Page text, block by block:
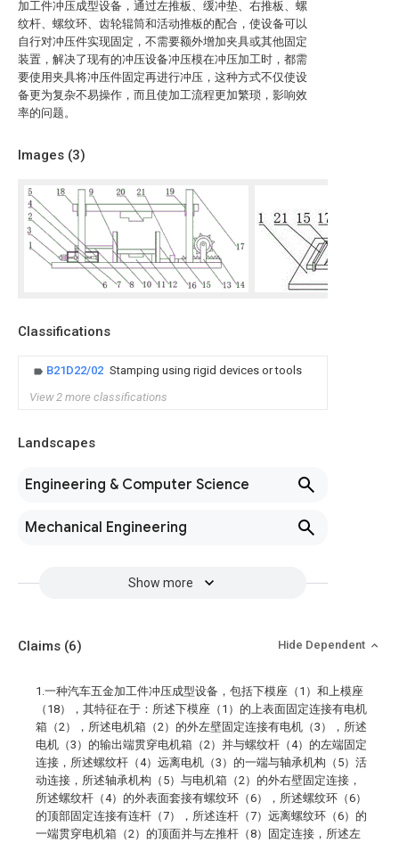
加工件冲压成型设备，通过左推板、缓冲垫、右推板、螺
纹杆、螺纹环、齿轮辊筒和活动推板的配合，使设备可以
自行对冲压件实现固定，不需要额外增加夹具或其他固定
装置，解决了现有的冲压设备冲压模在冲压加工时，都需
要使用夹具将冲压件固定再进行冲压，这种方式不仅使设
备更为复杂不易操作，而且使加工流程更加繁琐，影响效
率的问题。
Images (3)
Classifications
B21D22/02 Stamping using rigid devices or tools
View 2 more classifications
Landscapes
Engineering & Computer Science
Mechanical Engineering
Show more
Claims (6) Hide Dependent
1.一种汽车五金加工件冲压成型设备，包括下模座（1）和上模座
（18），其特征在于：所述下模座（1）的上表面固定连接有电机
箱（2），所述电机箱（2）的外左壁固定连接有电机（3），所述
电机（3）的输出端贯穿电机箱（2）并与螺纹杆（4）的左端固定
连接，所述螺纹杆（4）远离电机（3）的一端与轴承机构（5）活
动连接，所述轴承机构（5）与电机箱（2）的外右壁固定连接，
所述螺纹杆（4）的外表面套接有螺纹环（6），所述螺纹环（6）
的顶部固定连接有连杆（7），所述连杆（7）远离螺纹环（6）的
一端贯穿电机箱（2）的顶面并与左推杆（8）固定连接，所述左